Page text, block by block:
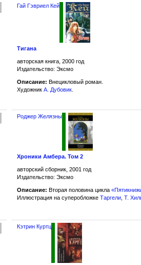
Гай Гэвриел Кей
Тигана
авторская книга, 2000 год
Издательство: Эксмо
Описание: Внецикловый роман.
ХудожникА. Дубовик
Роджер Желязны
Хроники Амбера. Том 2
авторский сборник, 2001 год
Издательство: Эксмо
Описание: Вторая половина цикла
Иллюстрация на суперобложкеТаргели ,Т.
Кэтрин Куртц